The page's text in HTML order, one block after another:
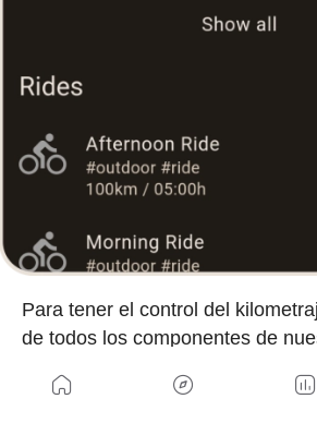
Para tener el control del
de todos los componentes de
se integra con Strava para